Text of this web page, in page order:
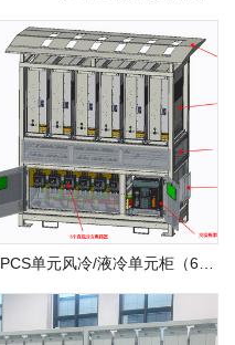
PCS单元风冷/液冷单元柜（6模